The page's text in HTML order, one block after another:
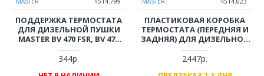
ПОДДЕРЖКА ТЕРМОСТАТА
ДЛЯ ДИЗЕЛЬНОЙ ПУШКИ
MASTER BV 470 FSR, BV 470
FTR, BV 690 FS, BV 690 FTR
344р.
ПЛАСТИКОВАЯ КОРОБКА
ТЕРМОСТАТА (ПЕРЕДНЯЯ И
ЗАДНЯЯ) ДЛЯ ДИЗЕЛЬНОЙ
ПУШКИ MASTER BV 470 FSR,
BV 470 FTR, BV 690 FS, BV 690
FTR
2447р.